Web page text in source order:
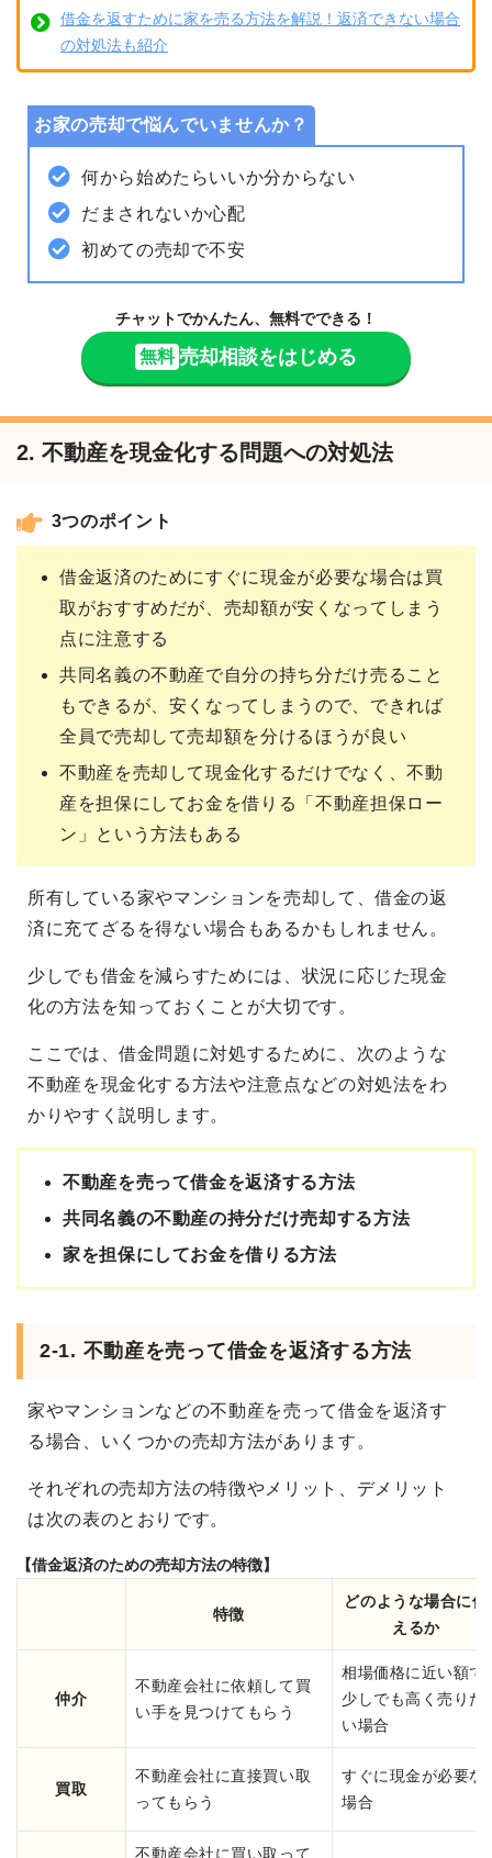
借金を返すために家を売る方法を解説！返済できない場合
の対処法も紹介
お家の売却で悩んでいませんか？
何から始めたらいいか分からない
だまされないか心配
初めての売却で不安
チャットでかんたん、無料でできる！
無料 売却相談をはじめる
2. 不動産を現金化する問題への対処法
3つのポイント
借金返済のためにすぐに現金が必要な場合は買
取がおすすめだが、売却額が安くなってしまう
点に注意する
共同名義の不動産で自分の持ち分だけ売ること
もできるが、安くなってしまうので、できれば
全員で売却して売却額を分けるほうが良い
不動産を売却して現金化するだけでなく、不動
産を担保にしてお金を借りる「不動産担保ロー
ン」という方法もある
所有している家やマンションを売却して、借金の返
済に充てざるを得ない場合もあるかもしれません。
少しでも借金を減らすためには、状況に応じた現金
化の方法を知っておくことが大切です。
ここでは、借金問題に対処するために、次のような
不動産を現金化する方法や注意点などの対処法をわ
かりやすく説明します。
不動産を売って借金を返済する方法
共同名義の不動産の持分だけ売却する方法
家を担保にしてお金を借りる方法
2-1. 不動産を売って借金を返済する方法
家やマンションなどの不動産を売って借金を返済す
る場合、いくつかの売却方法があります。
それぞれの売却方法の特徴やメリット、デメリット
は次の表のとおりです。
【借金返済のための売却方法の特徴】
特徴
どのような場合に使
えるか
仲介
不動産会社に依頼して買
い手を見つけてもらう
相場価格に近い額で
少しでも高く売りた
い場合
買取
不動産会社に直接買い取
ってもらう
すぐに現金が必要な
場合
不動産会社に買い取って